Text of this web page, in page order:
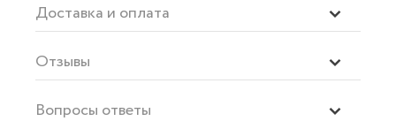
Доставка и оплата
Отзывы
Вопросы ответы